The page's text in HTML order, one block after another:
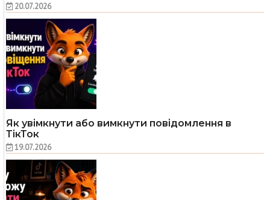
20.07.2026
Як увімкнути або вимкнути повідомлення в
ТікТок
19.07.2026